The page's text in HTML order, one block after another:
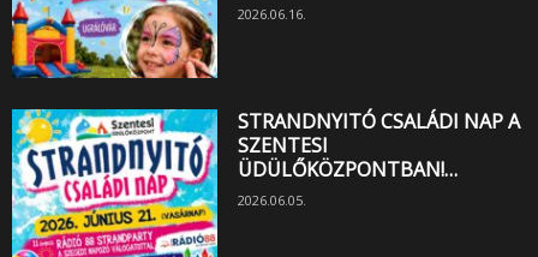
2026.06.16.
STRANDNYITÓ CSALÁDI NAP A
SZENTESI
ÜDÜLŐKÖZPONTBAN!…
2026.06.05.